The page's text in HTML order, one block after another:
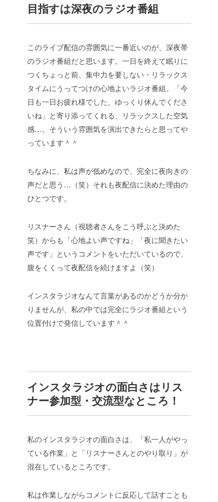
目指すは深夜のラジオ番組
このライブ配信の雰囲気に一番近いのが、深夜帯
のラジオ番組だと思います。一日を終えて眠りに
つくちょっと前、集中力を要しない・リラックス
タイムにうってつけの心地よいラジオ番組。「今
日も一日お疲れ様でした。ゆっくり休んでくださ
いね」と寄り添ってくれる、リラックスした空気
感…。そういう雰囲気を演出できたらと思ってや
っています＾＾
ちなみに、私は声が低めなので、完全に夜向きの
声だと思う…（笑）それも夜配信に決めた理由の
ひとつです。
リスナーさん（視聴者さんをこう呼ぶと決めた
笑）からも「心地よい声ですね」「夜に聞きたい
声です」というコメントをいただいているので、
腹をくくって夜配信を続けますよ（笑）
インスタラジオなんて言葉があるのかどうか分か
りませんが、私の中では完全にラジオ番組という
位置付けで発信しています＾＾
インスタラジオの面白さはリス
ナー参加型・交流型なところ！
私のインスタラジオの面白さは、「私一人がやっ
ている作業」と「リスナーさんとのやり取り」が
混在しているところです。
私は作業しながらコメントに反応して話すことも